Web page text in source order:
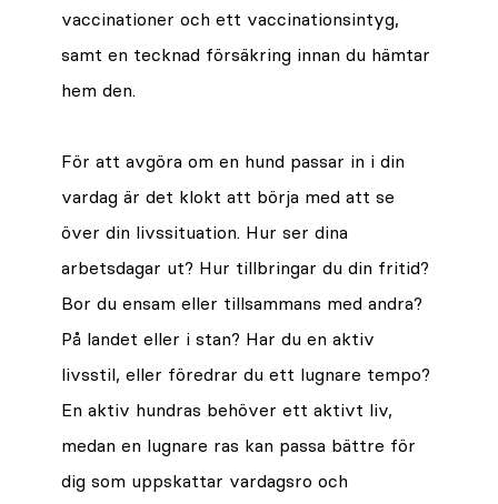
vaccinationer och ett vaccinationsintyg,
samt en tecknad försäkring innan du hämtar
hem den.
För att avgöra om en hund passar in i din
vardag är det klokt att börja med att se
över din livssituation. Hur ser dina
arbetsdagar ut? Hur tillbringar du din fritid?
Bor du ensam eller tillsammans med andra?
På landet eller i stan? Har du en aktiv
livsstil, eller föredrar du ett lugnare tempo?
En aktiv hundras behöver ett aktivt liv,
medan en lugnare ras kan passa bättre för
dig som uppskattar vardagsro och